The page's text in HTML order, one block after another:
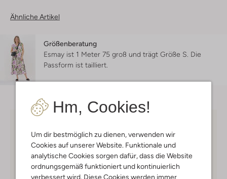
Hm, Cookies!
Um dir bestmöglich zu dienen, verwenden wir
Cookies auf unserer Website. Funktionale und
analytische Cookies sorgen dafür, dass die Website
ordnungsgemäß funktioniert und kontinuierlich
verbessert wird. Diese Cookies werden immer
Ähnliche Artikel
Größenberatung
Esmay ist 1 Meter 75 groß und trägt Größe S. Die
Passform ist tailliert
Mitglieder in Deutschland
Kauf auf Rechnung 30 TagenRückgaberecht